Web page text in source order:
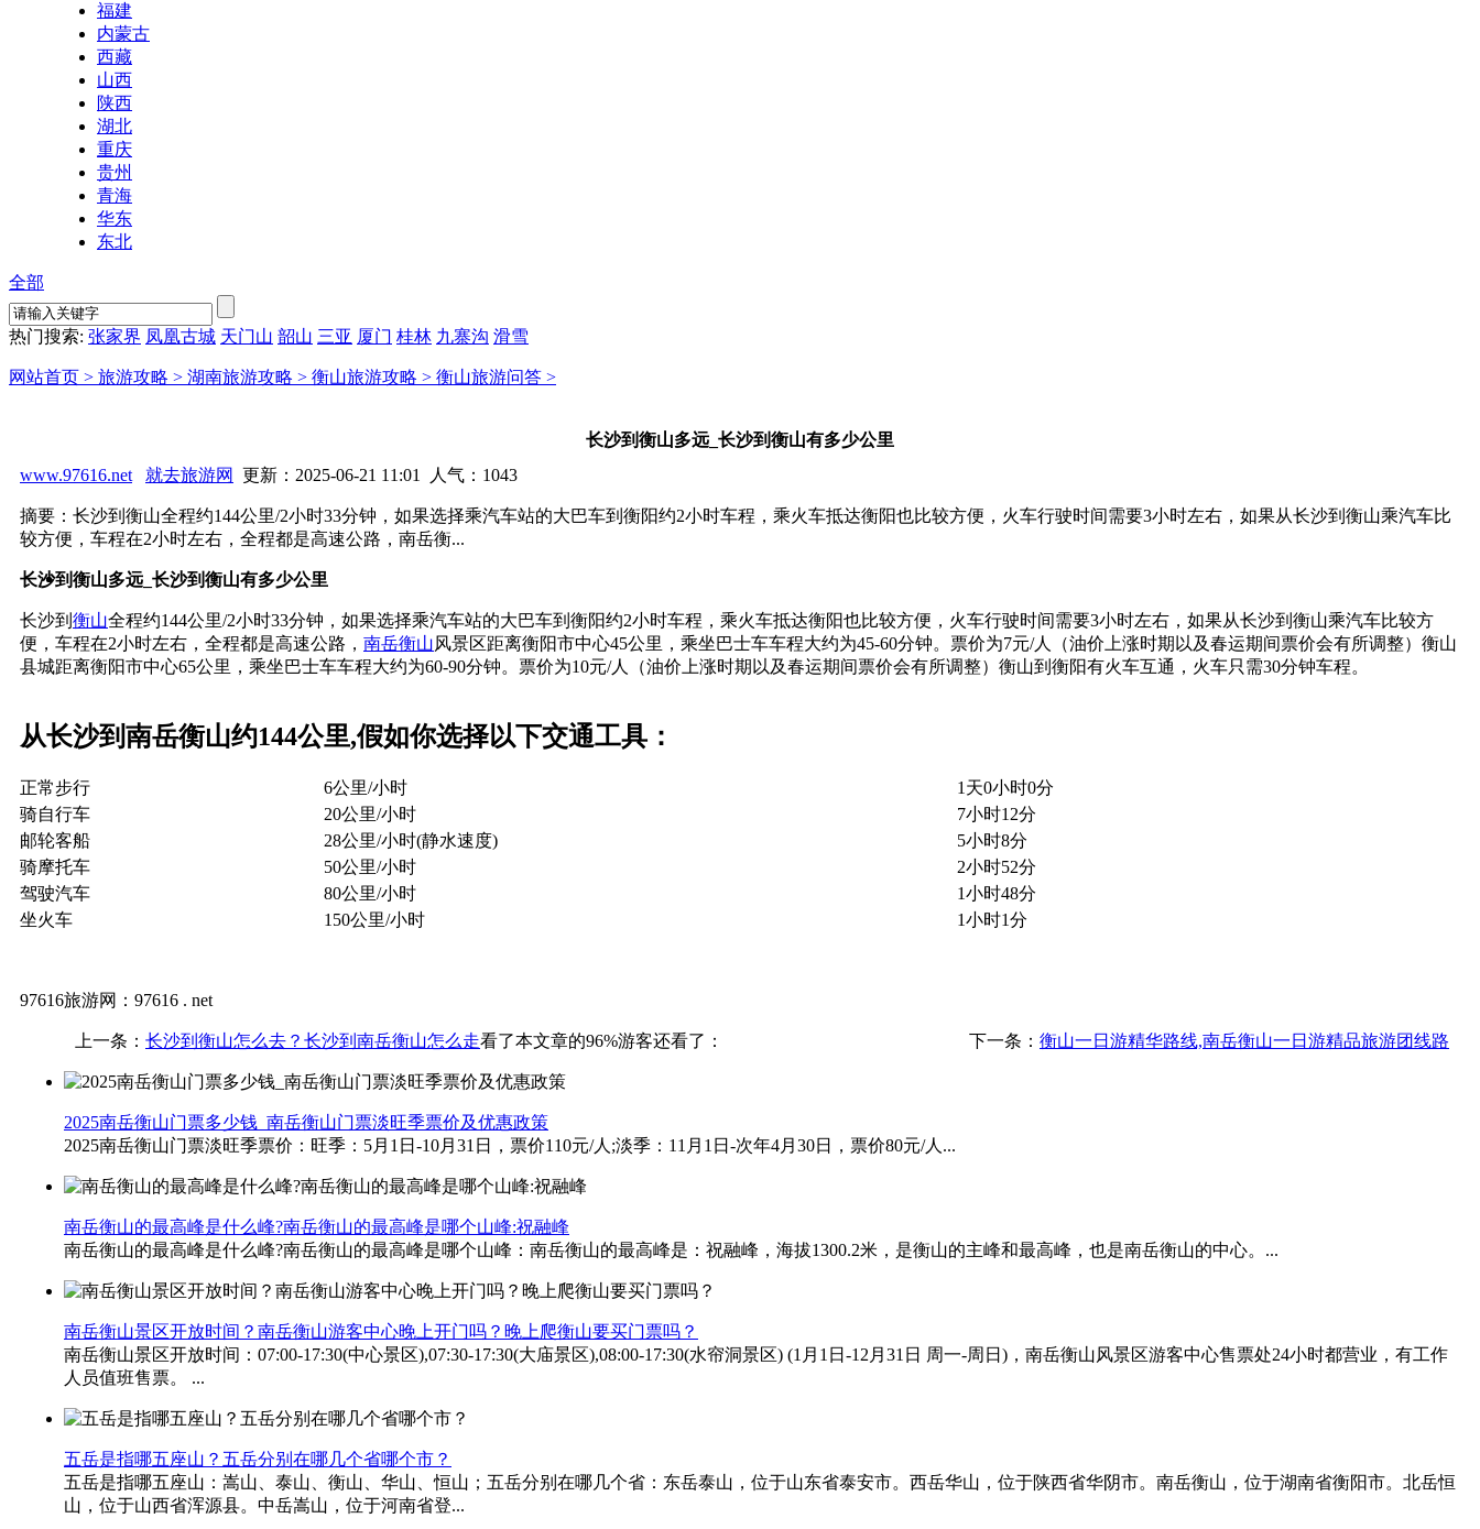
福建
内蒙古
西藏
山西
陕西
湖北
重庆
贵州
青海
华东
东北
全部
热门搜索: 张家界 凤凰古城 天门山 韶山 三亚 厦门 桂林 九寨沟 滑雪
网站首页 > 旅游攻略 > 湖南旅游攻略 > 衡山旅游攻略 > 衡山旅游问答 >
长沙到衡山多远_长沙到衡山有多少公里
www.97616.net
就去旅游网 更新：2025-06-21 11:01 人气： 1043
摘要：长沙到衡山全程约144公里/2小时33分钟，如果选择乘汽车站的大巴车到衡阳约2小时车程，乘火车抵达衡阳也比较方便，火车行驶时间需要3小时左右，如果从长沙到衡山乘汽车比
较方便，车程在2小时左右，全程都是高速公路，南岳衡...
长沙到衡山多远_长沙到衡山有多少公里
长沙到 衡山全程约144公里/2小时33分钟，如果选择乘汽车站的大巴车到衡阳约2小时车程，乘火车抵达衡阳也比较方便，火车行驶时间需要3小时左右，如果从长沙到衡山乘汽车比较方
便，车程在2小时左右，全程都是高速公路， 南岳衡山风景区距离衡阳市中心45公里，乘坐巴士车车程大约为45-60分钟。票价为7元/人（油价上涨时期以及春运期间票价会有所调整）衡山
县城距离衡阳市中心65公里，乘坐巴士车车程大约为60-90分钟。票价为10元/人（油价上涨时期以及春运期间票价会有所调整）衡山到衡阳有火车互通，火车只需30分钟车程。
从长沙到南岳衡山约144公里,假如你选择以下交通工具：
正常步行 6公里/小时
1天0小时0分
骑自行车
20公里/小时
7小时12分
邮轮客船
28公里/小时(静水速度)
5小时8分
骑摩托车
50公里/小时
2小时52分
驾驶汽车
80公里/小时
1小时48分
坐火车
150公里/小时 1小时1分
97616旅游网：97616 . net
上一条： 长沙到衡山怎么去？长沙到南岳衡山怎么走 下一条： 衡山一日游精华路线,南岳衡山一日游精品旅游团线路
看了本文章的96%游客还看了：
2025南岳衡山门票多少钱_南岳衡山门票淡旺季票价及优惠政策
2025南岳衡山门票淡旺季票价：旺季：5月1日-10月31日，票价110元/人;淡季：11月1日-次年4月30日，票价80元/人...
南岳衡山的最高峰是什么峰?南岳衡山的最高峰是哪个山峰:祝融峰
南岳衡山的最高峰是什么峰?南岳衡山的最高峰是哪个山峰：南岳衡山的最高峰是：祝融峰，海拔1300.2米，是衡山的主峰和最高峰，也是南岳衡山的中心。...
南岳衡山景区开放时间？南岳衡山游客中心晚上开门吗？晚上爬衡山要买门票吗？
南岳衡山景区开放时间：07:00-17:30(中心景区),07:30-17:30(大庙景区),08:00-17:30(水帘洞景区) (1月1日-12月31日 周一-周日)，南岳衡山风景区游客中心售票处24小时都营业，有工作
人员值班售票。 ...
五岳是指哪五座山？五岳分别在哪几个省哪个市？
五岳是指哪五座山：嵩山、泰山、衡山、华山、恒山；五岳分别在哪几个省：东岳泰山，位于山东省泰安市。西岳华山，位于陕西省华阴市。南岳衡山，位于湖南省衡阳市。北岳恒
山，位于山西省浑源县。中岳嵩山，位于河南省登...